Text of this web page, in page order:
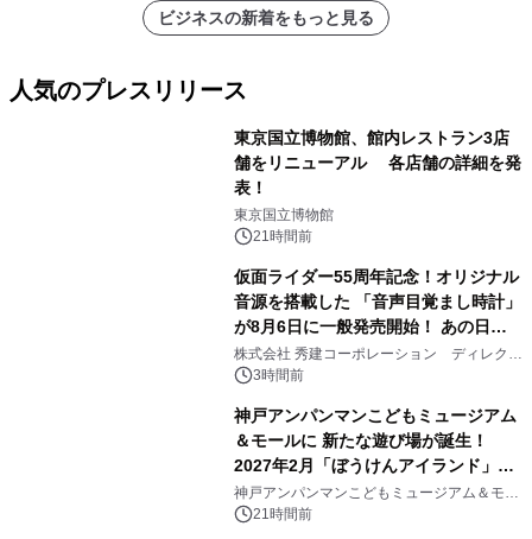
ビジネスの新着をもっと見る
人気のプレスリリース
東京国立博物館、館内レストラン3店
舗をリニューアル 各店舗の詳細を発
表！
東京国立博物館
21時間前
仮面ライダー55周年記念！オリジナル
音源を搭載した 「音声目覚まし時計」
が8月6日に一般発売開始！ あの日の
大興奮が今甦る
株式会社 秀建コーポレーション ディレクト
アートギャラリー
3時間前
神戸アンパンマンこどもミュージアム
＆モールに 新たな遊び場が誕生！
2027年2月「ぼうけんアイランド」が
オープン
神戸アンパンマンこどもミュージアム＆モー
ル 21時間前